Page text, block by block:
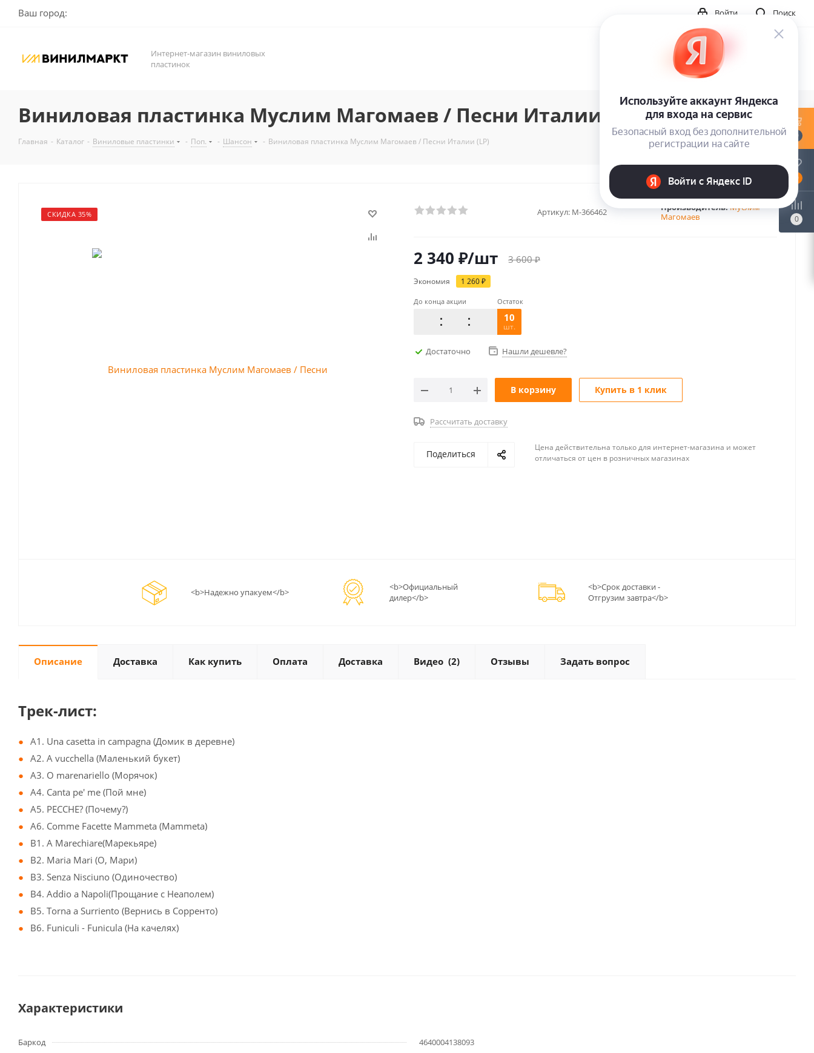
Ваш город: Поиск
Войти
Интернет-магазин виниловых
пластинок
Виниловая пластинка Муслим Магомаев / Песни Италии (LP)
Главная - Каталог - Виниловые пластинки - Поп. - Шансон - Виниловая пластинка Муслим Магомаев / Песни Италии (LP)
СКИДКА 35% Артикул: M-366462 Производитель:Муслим
Магомаев
2 340 ₽/шт 3 600₽
Экономия 1 260₽
До конца акции Остаток
10
шт.
Достаточно Нашли дешевле?
В корзину Купить в 1 клик
Рассчитать доставку
Поделиться
Цена действительна только для интернет-магазина и может
отличаться от цен в розничных магазинах
<b>Надежно упакуем</b>
<b>Официальный
дилер</b>
<b>Срок доставки -
Отгрузим завтра</b>
Описание Доставка Как купить Оплата Доставка Видео (2) Отзывы Задать вопрос
Трек-лист:
A1. Una casetta in campagna (Домик в деревне)
A2. A vucchella (Маленький букет)
A3. O marenariello (Морячок)
A4. Canta pe' me (Пой мне)
A5. PECCHE? (Почему?)
A6. Comme Facette Mammeta (Mammeta)
B1. A Marechiare(Марекьяре)
B2. Maria Mari (О, Мари)
B3. Senza Nisciuno (Одиночество)
B4. Addio a Napoli(Прощание с Неаполем)
B5. Torna a Surriento (Вернись в Сорренто)
B6. Funiculi - Funicula (На качелях)
Характеристики
Баркод
4640004138093
0
0
0